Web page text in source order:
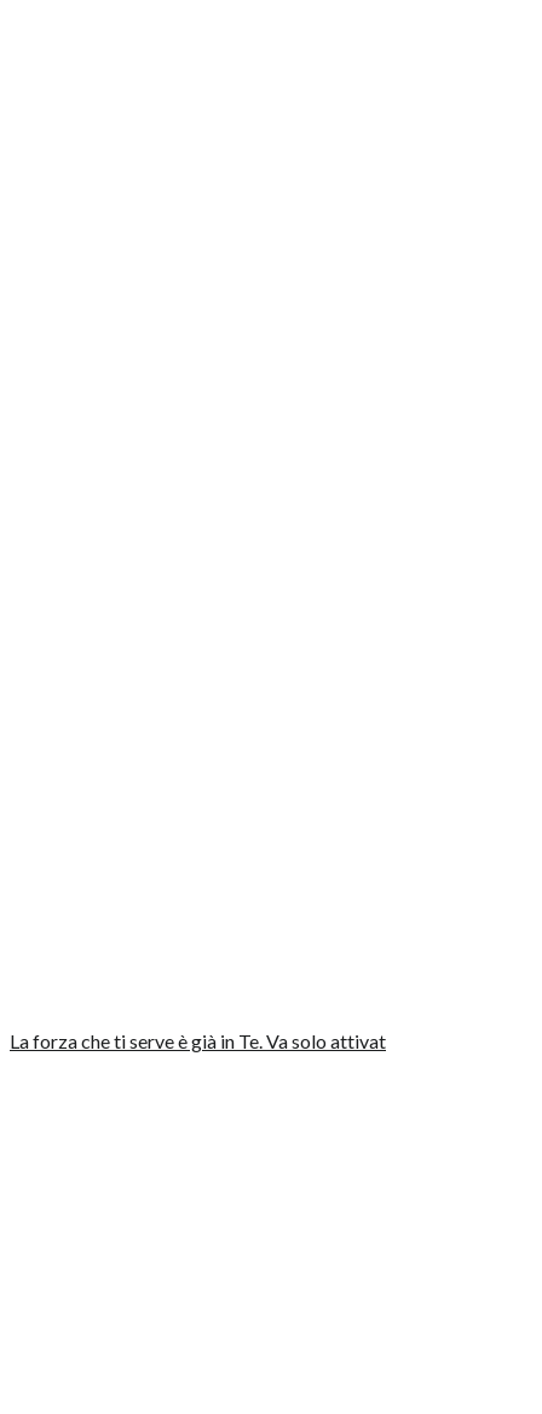
La forza che ti serve è già in Te. Va solo attivat